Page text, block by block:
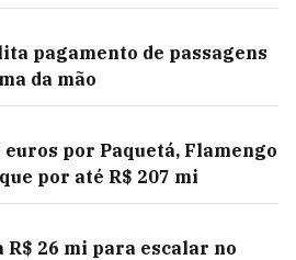
pagamento de passagens
da mão
por Paquetá, Flamengo
por até R$ 207 mi
R$ 26 mi para escalar no